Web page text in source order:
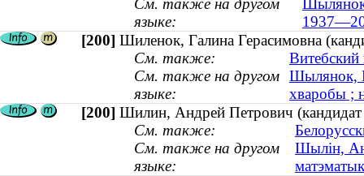
См. также на другом
языке:
Шылянок,
[200] Шиленок, Галина Герасимовна
См. также:
Витебский
См. также на другом
языке:
Шылянок,
хваробы ;
[200] Шилин, Андрей Петрович (кандидат
См. также:
См. также на другом
языке:
Шылін,